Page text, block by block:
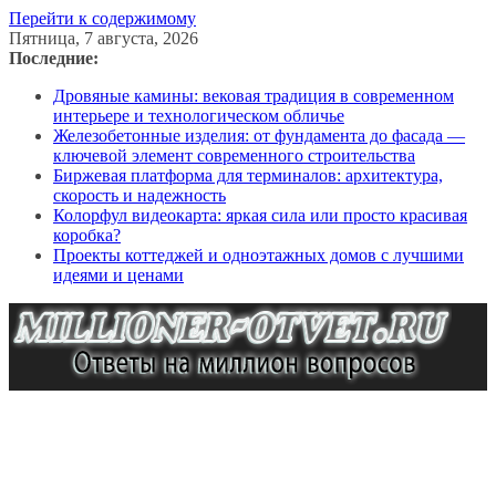
Перейти к содержимому
Пятница, 7 августа, 2026
Последние:
Дровяные камины: вековая традиция в современном
интерьере и технологическом обличье
Железобетонные изделия: от фундамента до фасада —
ключевой элемент современного строительства
Биржевая платформа для терминалов: архитектура,
скорость и надежность
Колорфул видеокарта: яркая сила или просто красивая
коробка?
Проекты коттеджей и одноэтажных домов с лучшими
идеями и ценами